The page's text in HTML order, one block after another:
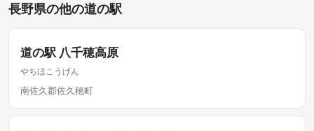
長野県の他の道の駅
道の駅 八千穂高原
やちほこうげん
南佐久郡佐久穂町